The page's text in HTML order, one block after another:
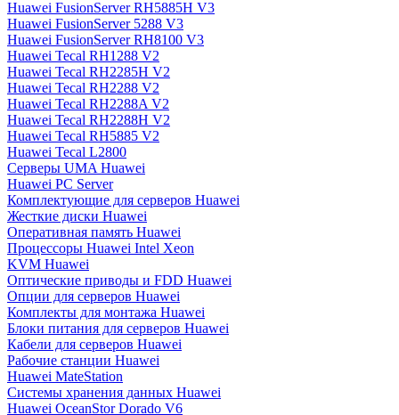
Huawei FusionServer RH5885H V3
Huawei FusionServer 5288 V3
Huawei FusionServer RH8100 V3
Huawei Tecal RH1288 V2
Huawei Tecal RH2285H V2
Huawei Tecal RH2288 V2
Huawei Tecal RH2288A V2
Huawei Tecal RH2288H V2
Huawei Tecal RH5885 V2
Huawei Tecal L2800
Серверы UMA Huawei
Huawei PC Server
Комплектующие для серверов Huawei
Жесткие диски Huawei
Оперативная память Huawei
Процессоры Huawei Intel Xeon
KVM Huawei
Оптические приводы и FDD Huawei
Опции для серверов Huawei
Комплекты для монтажа Huawei
Блоки питания для серверов Huawei
Кабели для серверов Huawei
Рабочие станции Huawei
Huawei MateStation
Системы хранения данных Huawei
Huawei OceanStor Dorado V6